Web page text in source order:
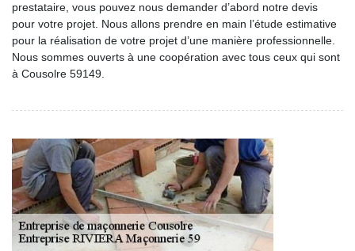
prestataire, vous pouvez nous demander d’abord notre devis
pour votre projet. Nous allons prendre en main l’étude estimative
pour la réalisation de votre projet d’une manière professionnelle.
Nous sommes ouverts à une coopération avec tous ceux qui sont
à Cousolre 59149.